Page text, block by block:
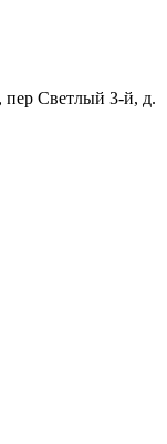
пер Светлый 3-й, д.